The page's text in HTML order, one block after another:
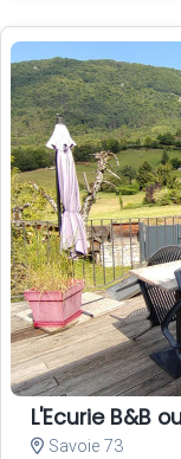
L'Ecurie B&B
Savoie 73